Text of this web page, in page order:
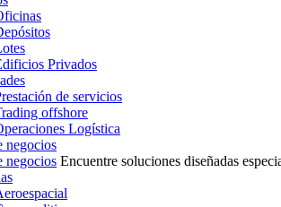
Privados
de servicios
offshore
Logística
negocios
negocios Encuentre soluciones diseñadas